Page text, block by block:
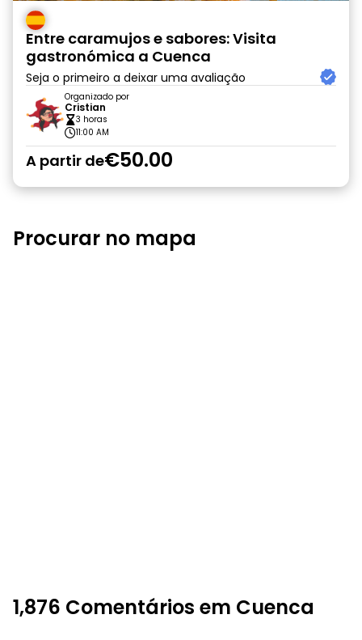
Entre caramujos e sabores: Visita
gastronómica a Cuenca
Seja o primeiro a deixar uma avaliação
Organizado por
Cristian
3 horas
11:00 AM
A partir de€50.00
Procurar no mapa
1,876 Comentários em Cuenca